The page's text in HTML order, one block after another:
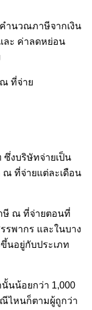
คำนวณภาษีจากเงิน
ละ ค่าลดหย่อน
ที่จ่าย
งบริษัทจ่ายเป็น
ณ ที่จ่ายแต่ละเดือน
ษี ณ ที่จ่ายตอนที่
รพากร และในบาง
นอยู่กับประเภท
นน้อยกว่า 1,000
ไหนก็ตามผู้ถูกว่า